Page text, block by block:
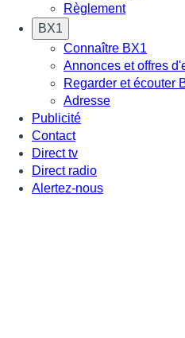
Règlement
BX1
Connaître BX1
Annonces et offres
Regarder et écouter
Adresse
Publicité
Contact
Direct tv
Direct radio
Alertez-nous